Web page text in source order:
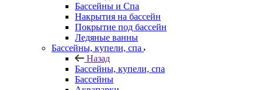
Бассейны и Спа
Накрытия на бассейн
Покрытие под бассейн
Ледяные ванны
Бассейны, купели, спа
Назад
Бассейны, купели, спа
Бассейны